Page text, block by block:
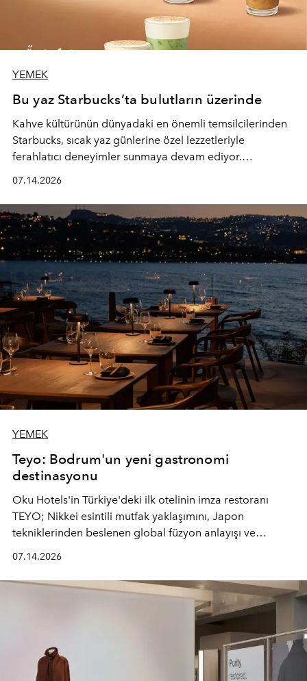
YEMEK
Bu yaz Starbucks’ta bulutların üzerinde
Kahve kültürünün dünyadaki en önemli temsilcilerinden
Starbucks, sıcak yaz günlerine özel lezzetleriyle
ferahlatıcı deneyimler sunmaya devam ediyor.
yepyeni Cloud Frappuccino® Blended Beverage çeşitleri
ve yiyecek alternatifleri yazın keyfine lezzet katıyor.
07.14.2026
YEMEK
Teyo: Bodrum'un yeni gastronomi
destinasyonu
Oku Hotels'in Türkiye'deki ilk otelinin imza restoranı
TEYO; Nikkei esintili mutfak yaklaşımını, Japon
tekniklerinden beslenen global füzyon anlayışı ve
07.14.2026